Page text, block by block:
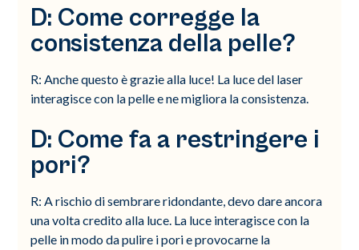
D: Come corregge la
consistenza della pelle?
R: Anche questo è grazie alla luce! La luce del laser
interagisce con la pelle e ne migliora la consistenza.
D: Come fa a restringere i
pori?
R: A rischio di sembrare ridondante, devo dare ancora
una volta credito alla luce. La luce interagisce con la
pelle in modo da pulire i pori e provocarne la